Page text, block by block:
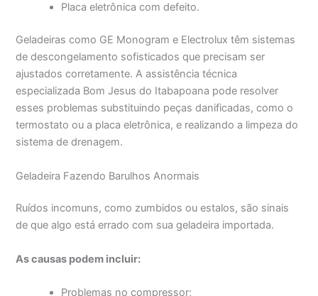
Placa eletrônica com defeito.
Geladeiras como GE Monogram e Electrolux têm sistemas
de descongelamento sofisticados que precisam ser
ajustados corretamente. A assistência técnica
especializada Bom Jesus do Itabapoana pode resolver
esses problemas substituindo peças danificadas, como o
termostato ou a placa eletrônica, e realizando a limpeza do
sistema de drenagem.
Geladeira Fazendo Barulhos Anormais
Ruídos incomuns, como zumbidos ou estalos, são sinais
de que algo está errado com sua geladeira importada.
As causas podem incluir:
Problemas no compressor;